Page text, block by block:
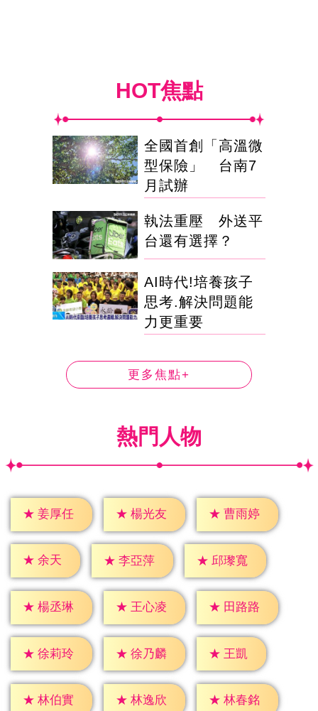
HOT焦點
全國首創「高溫微
型保險」 台南7
月試辦
執法重壓 外送平
台還有選擇？
AI時代!培養孩子
思考.解決問題能
力更重要
更多焦點+
熱門人物
★ 姜厚任 ★ 楊光友 ★ 曹雨婷
★ 余天 ★ 李亞萍 ★ 邱瓈寬
★ 楊丞琳 ★ 王心凌 ★ 田路路
★ 徐莉玲 ★ 徐乃麟 ★ 王凱
★ 林伯實 ★ 林逸欣 ★ 林春銘